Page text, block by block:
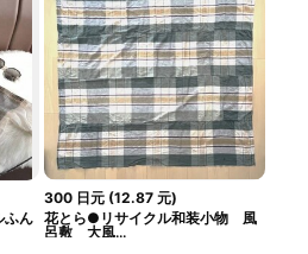
ふん
300 日元 (12.87 元)
花とら●リサイクル和装小物 風
呂敷 大風...